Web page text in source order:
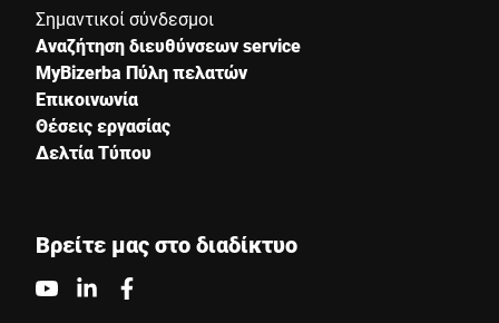
Υποβολή
Σημαντικοί σύνδεσμοι
Αναζήτηση διευθύνσεων service
MyBizerba Πύλη πελατών
Επικοινωνία
Θέσεις εργασίας
Δελτία Τύπου
Βρείτε μας στο διαδίκτυο